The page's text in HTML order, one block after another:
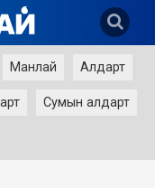
Манлай Алдарт
Сумын алдарт